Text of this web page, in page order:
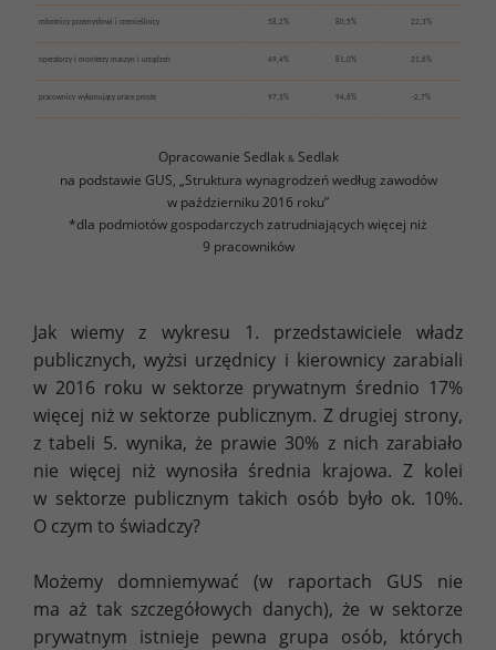
robotnicy przemysłowi i rzemieślnicy 58,2% 80,5% 22,3%
operatorzy i monterzy maszyn i urządzeń 49,4% 81,0% 31,6%
pracownicy wykonujący prace proste 97,3% 94,6% -2,7%
Opracowanie Sedlak &Sedlak
na podstawie GUS, „Struktura wynagrodzeń według zawodów
w październiku 2016 roku”
*dla podmiotów gospodarczych zatrudniających więcej niż
9 pracowników
Jak wiemy z wykresu 1. przedstawiciele władz
publicznych, wyżsi urzędnicy i kierownicy zarabiali
w 2016 roku w sektorze prywatnym średnio 17%
więcej niż w sektorze publicznym. Z drugiej strony,
z tabeli 5. wynika, że prawie 30% z nich zarabiało
nie więcej niż wynosiła średnia krajowa. Z kolei
w sektorze publicznym takich osób było ok. 10%.
O czym to świadczy?
Możemy domniemywać (w raportach GUS nie
ma aż tak szczegółowych danych), że w sektorze
prywatnym istnieje pewna grupa osób, których